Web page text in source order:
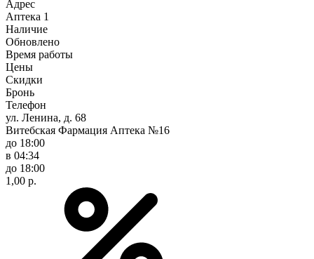
Адрес
Аптека 1
Наличие
Обновлено
Время работы
Цены
Скидки
Бронь
Телефон
ул. Ленина, д. 68
Витебская Фармация Аптека №16
до 18:00
в 04:34
до 18:00
1,00 р.